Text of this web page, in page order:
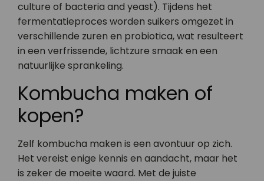
culture of bacteria and yeast). Tijdens het
fermentatieproces worden suikers omgezet in
verschillende zuren en probiotica, wat resulteert
in een verfrissende, lichtzure smaak en een
natuurlijke sprankeling.
Kombucha maken of
kopen?
Zelf kombucha maken is een avontuur op zich.
Het vereist enige kennis en aandacht, maar het
is zeker de moeite waard. Met de juiste